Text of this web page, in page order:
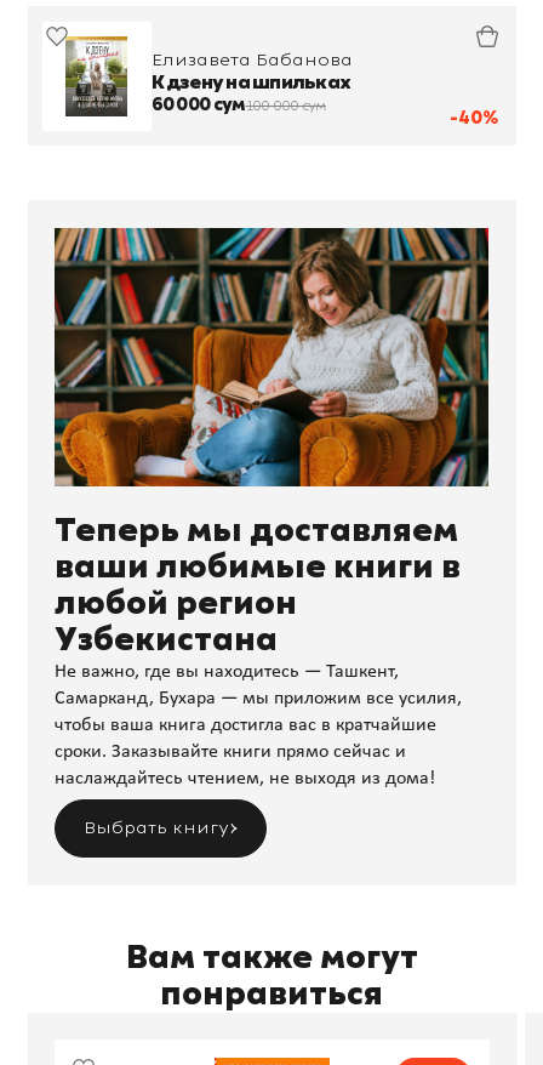
-40%
Елизавета Бабанова
К дзену на шпильках
60 000 сум100 000 сум
Теперь мы доставляем
ваши любимые книги в
любой регион
Узбекистана
Не важно, где вы находитесь — Ташкент,
Самарканд, Бухара — мы приложим все усилия,
чтобы ваша книга достигла вас в кратчайшие
сроки. Заказывайте книги прямо сейчас и
наслаждайтесь чтением, не выходя из дома!
Выбрать книгу
Вам также могут
понравиться